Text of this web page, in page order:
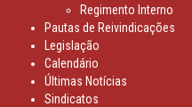
Regimento Interno
Pautas de Reivindicações
Legislação
Calendário
Últimas Notícias
Sindicatos